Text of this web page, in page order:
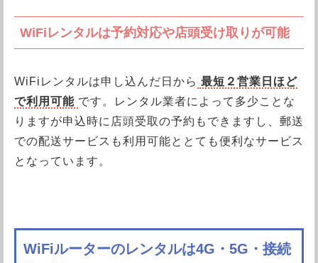
WiFiレンタルは予約対応や店頭受け取りが可能
WiFiレンタルは申し込んだ日から 最短２営業日ほど
で利用可能 です。レンタル業者によって多少ことな
りますが申込時に店頭受取の予約もできますし、郵送
での配送サービスも利用可能ととても便利なサービス
となっています。
WiFiルーターのレンタルは4G・5G・接続